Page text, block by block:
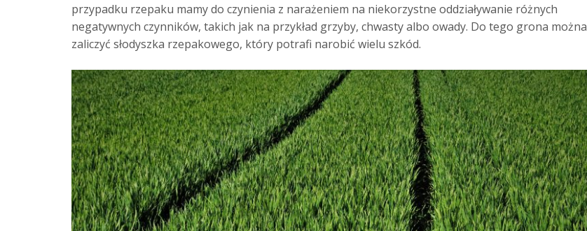
przypadku rzepaku mamy do czynienia z narażeniem na niekorzystne oddziaływanie różnych
negatywnych czynników, takich jak na przykład grzyby, chwasty albo owady. Do tego grona można
zaliczyć słodyszka rzepakowego, który potrafi narobić wielu szkód.